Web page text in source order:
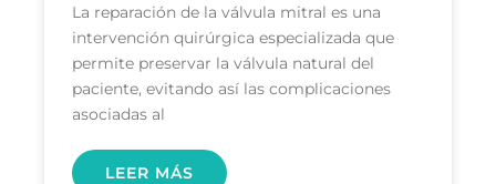
La reparación de la válvula mitral es una
intervención quirúrgica especializada que
permite preservar la válvula natural del
paciente, evitando así las complicaciones
asociadas al
LEER MÁS